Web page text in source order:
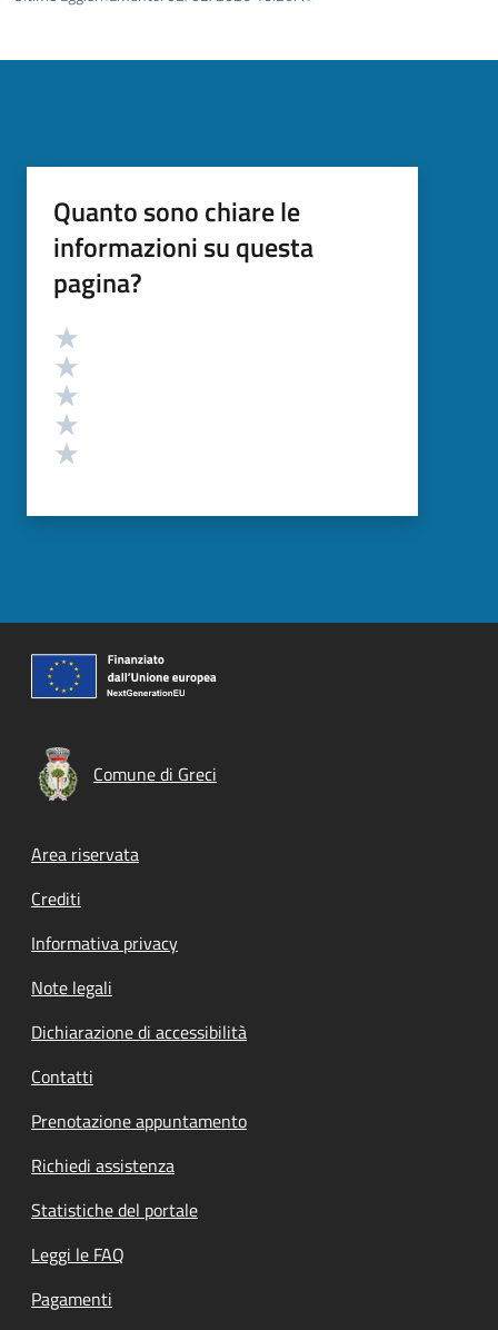
Quanto sono chiare le
informazioni su questa
pagina?
Valutazione
Comune di Greci
Footer menu
Area riservata
Crediti
Informativa privacy
Note legali
Dichiarazione di accessibilità
Contatti
Prenotazione appuntamento
Richiedi assistenza
Statistiche del portale
Leggi le FAQ
Pagamenti